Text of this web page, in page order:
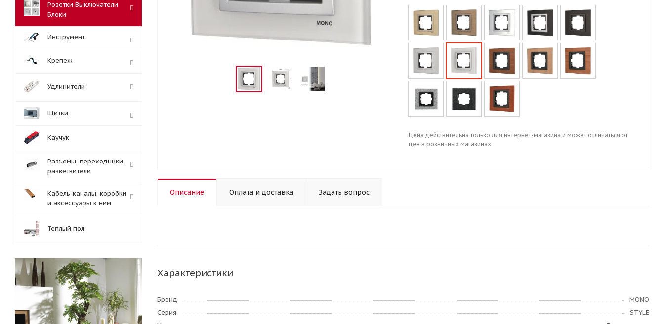
Цена действительна только для интернет-магазина и может отличаться от
цен в розничных магазинах
Описание Оплата и доставка Задать вопрос
Характеристики
Бренд
MONO
Серия
STYLE
Розетки Выключатели
Блоки
Инструмент
Крепеж
Удлинители
Щитки
Каучук
Разъемы, переходники,
разветвители
Кабель-каналы, коробки
и аксессуары к ним
Теплый пол